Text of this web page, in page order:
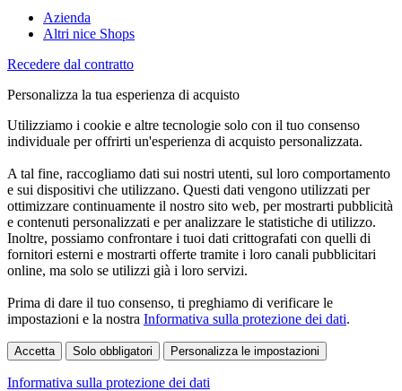
Azienda
Altri nice Shops
Recedere dal contratto
Personalizza la tua esperienza di acquisto
Utilizziamo i cookie e altre tecnologie solo con il tuo consenso
individuale per offrirti un'esperienza di acquisto personalizzata.
A tal fine, raccogliamo dati sui nostri utenti, sul loro comportamento
e sui dispositivi che utilizzano. Questi dati vengono utilizzati per
ottimizzare continuamente il nostro sito web, per mostrarti pubblicità
e contenuti personalizzati e per analizzare le statistiche di utilizzo.
Inoltre, possiamo confrontare i tuoi dati crittografati con quelli di
fornitori esterni e mostrarti offerte tramite i loro canali pubblicitari
online, ma solo se utilizzi già i loro servizi.
Prima di dare il tuo consenso, ti preghiamo di verificare le
impostazioni e la nostra Informativa sulla protezione dei dati.
Accetta Solo obbligatori Personalizza le impostazioni
Informativa sulla protezione dei dati